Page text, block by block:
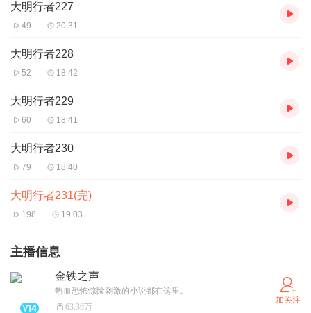
大明行者227
49 20:31
大明行者228
52 18:42
大明行者229
60 18:41
大明行者230
79 18:40
大明行者231(完)
198 19:03
主播信息
金铁之声
热血恐怖惊险刺激的小说都在这里。
63.36万
加关注